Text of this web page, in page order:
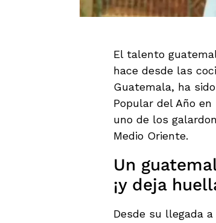
El talento
hace desde las
Guatemala, ha
Popular del Año
uno de los
Medio Oriente.
Un
¡y deja
Desde su llegada